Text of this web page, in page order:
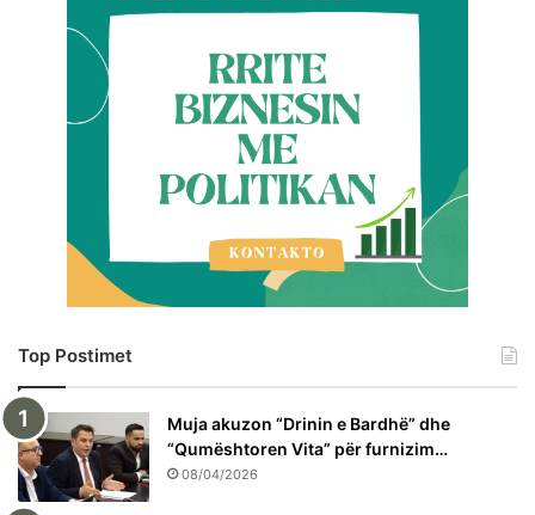
Top Postimet
Muja akuzon “Drinin e Bardhë” dhe
“Qumështoren Vita” për furnizim…
08/04/2026